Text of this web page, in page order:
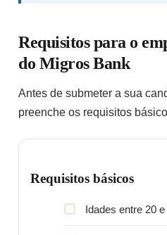
Requisitos para o
do Migros Bank
Antes de submeter a sua
preenche os requisitos
Requisitos básicos
Idades entre 20